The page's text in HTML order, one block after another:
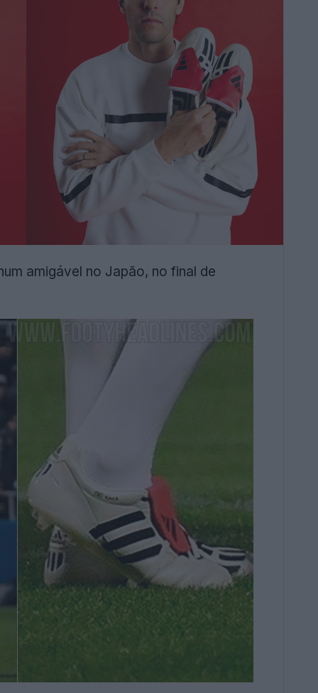
amigável no Japão, no final de